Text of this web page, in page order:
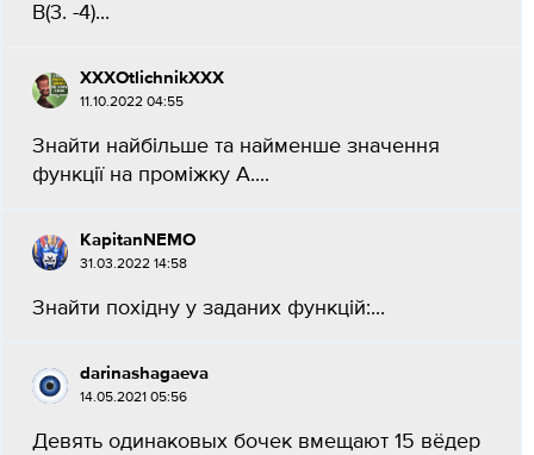
В(3. -4)...
XXXOtlichnikXXX
11.10.2022 04:55
Знайти найбільше та найменше значення
функції на проміжку А....
KapitanNEMO
31.03.2022 14:58
Знайти похідну y заданих функцій:...
darinashagaeva
14.05.2021 05:56
Девять одинаковых бочек вмещают 15 вёдер